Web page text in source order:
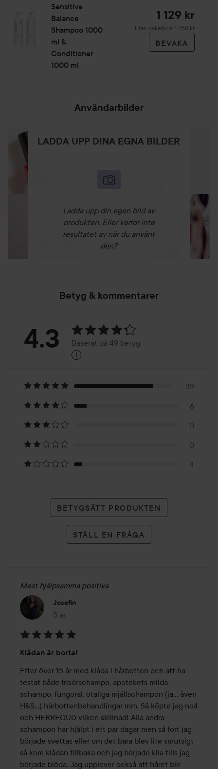
Sensitive
Balance
Shampoo 1000
ml &
Conditioner
1000 ml
1 129 kr
Utan paketpris: 1 258 kr
BEVAKA
Användarbilder
LADDA UPP DINA EGNA BILDER
Ladda upp din egen bild av
produkten. Eller varför inte
resultatet av när du använt
den?
Betyg & kommentarer
Betyg:
Baserat
på
49
betyg
4.3 Baserat på 49 betyg
i
39
6
0
0
4
BETYGSÄTT PRODUKTEN
STÄLL EN FRÅGA
Mest hjälpsamma positiva
Josefin
5 år
Inlägget skapades 5 år
5
av
5
Klådan är borta!
Efter över 15 år med klåda i hårbotten och att ha
testat både frisörschampo, apotekets milda
schampo, fungoral, otaliga mjällschampon (ja... även
H&S...) hårbottenbehandlingar mm. Så köpte jag no4
och HERREGUD vilken skillnad! Alla andra
schampon har hjälpt i ett par dagar men så fort jag
började svettas eller om det bara blev lite smutsigt
så kom klådan tillbaka och jag började klia tills jag
började blöda. Jag upplever också att håret blir